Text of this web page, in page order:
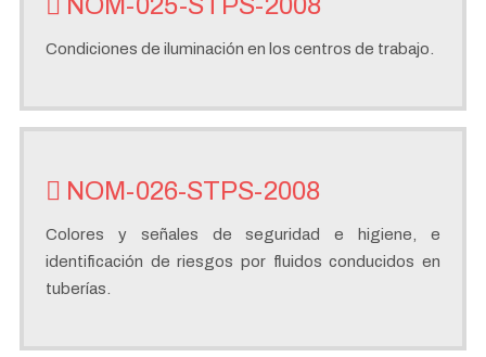
Condiciones de iluminación en los centros de trabajo.
NOM-026-STPS-2008
Colores y señales de seguridad e higiene, e
identificación de riesgos por fluidos conducidos en
tuberías.